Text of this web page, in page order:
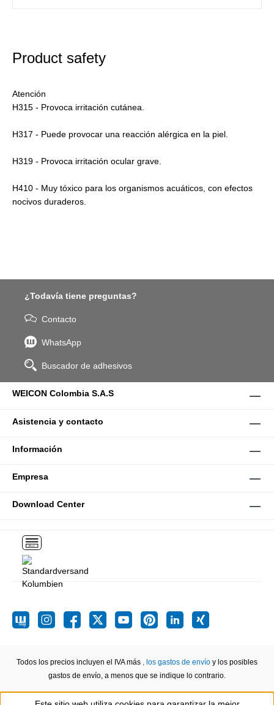
Product safety
Atención
H315 - Provoca irritación cutánea.
H317 - Puede provocar una reacción alérgica en la piel.
H319 - Provoca irritación ocular grave.
H410 - Muy tóxico para los organismos acuáticos, con efectos
nocivos duraderos.
¿Todavía tiene preguntas?
Contacto
WhatsApp
Buscador de adhesivos
WEICON Colombia S.A.S
Asistencia y contacto
Información
Empresa
Download Center
Todos los precios incluyen el IVA más , los gastos de envío y los posibles
gastos de envío, a menos que se indique lo contrario.